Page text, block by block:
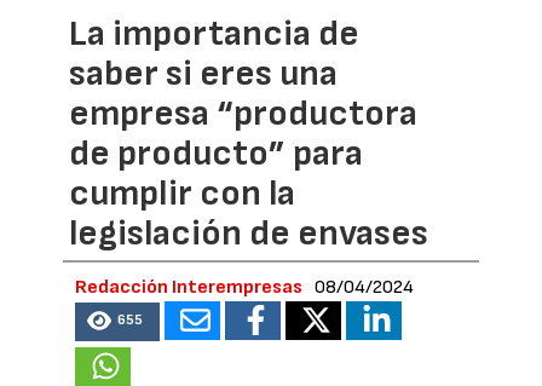
La importancia de
saber si eres una
empresa “productora
de producto” para
cumplir con la
legislación de envases
Redacción Interempresas 08/04/2024
655